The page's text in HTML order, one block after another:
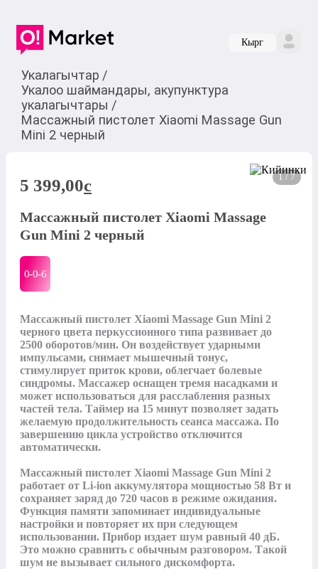
Кырг
Укалагычтар /
Укалоо шаймандары, акупунктура
укалагычтары /
Массажный пистолет Xiaomi Massage Gun
Mini 2 черный
1 / 7
5 399,00c
Массажный пистолет Xiaomi Massage
Gun Mini 2 черный
0-0-6
Массажный пистолет Xiaomi Massage Gun Mini 2
черного цвета перкуссионного типа развивает до
2500 оборотов/мин. Он воздействует ударными
импульсами, снимает мышечный тонус,
стимулирует приток крови, облегчает болевые
синдромы. Массажер оснащен тремя насадками и
может использоваться для расслабления разных
частей тела. Таймер на 15 минут позволяет задать
желаемую продолжительность сеанса массажа. По
завершению цикла устройство отключится
автоматически.
Массажный пистолет Xiaomi Massage Gun Mini 2
работает от Li-ion аккумулятора мощностью 58 Вт и
сохраняет заряд до 720 часов в режиме ожидания.
Функция памяти запоминает индивидуальные
настройки и повторяет их при следующем
использовании. Прибор издает шум равный 40 дБ.
Это можно сравнить с обычным разговором. Такой
шум не вызывает сильного дискомфорта.